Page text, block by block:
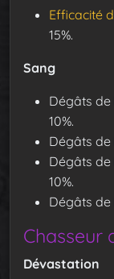
Efficacité
15%.
Sang
Dégâts de
10%.
Dégâts de
Dégâts de
10%.
Dégâts de
Chasseur
Dévastation